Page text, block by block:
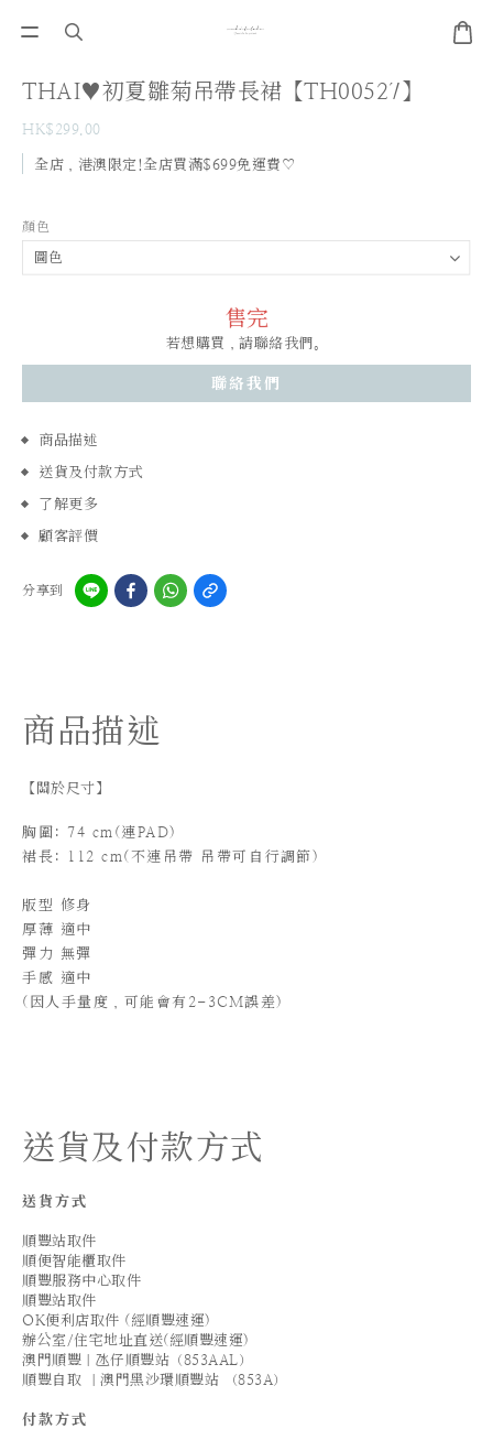
THAI♥初夏雛菊吊帶長裙【TH00527】
HK$299.00
全店，港澳限定!全店買滿$699免運費♡
顏色
售完
若想購買，請聯絡我們。
聯絡我們
商品描述
送貨及付款方式
了解更多
顧客評價
分享到
商品描述
【關於尺寸】
胸圍: 74 cm(連PAD)
裙長: 112 cm(不連吊帶 吊帶可自行調節)
版型 修身
厚薄 適中
彈力 無彈
手感 適中
( 因人手量度，可能會有2-3CM誤差)
送貨及付款方式
送貨方式
順豐站取件
順便智能櫃取件
順豐服務中心取件
順豐站取件
OK便利店取件 (經順豐速運)
辦公室/住宅地址直送(經順豐速運)
澳門順豐｜氹仔順豐站（853AAL）
順豐自取 ｜澳門黑沙環順豐站 （853A）
付款方式